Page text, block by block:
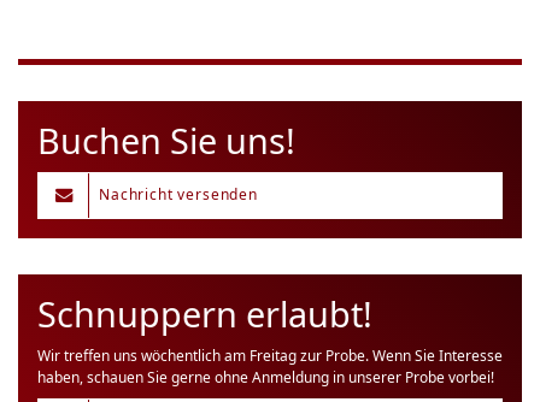
Buchen Sie uns!
Nachricht versenden
Schnuppern erlaubt!
Wir treffen uns wöchentlich am Freitag zur Probe. Wenn Sie Interesse
haben, schauen Sie gerne ohne Anmeldung in unserer Probe vorbei!